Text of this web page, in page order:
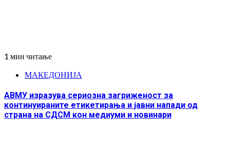
1 мин читање
МАКЕДОНИЈА
АВМУ изразува сериозна загриженост за
континуираните етикетирања и јавни напади од
страна на СДСМ кон медиуми и новинари